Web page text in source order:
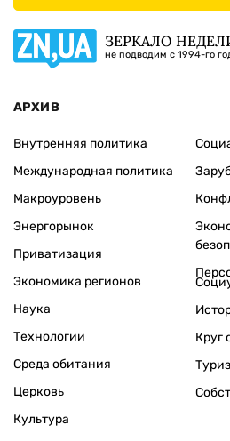
ЗЕРКАЛО
не подводим с 1994-го
АРХИВ
Внутренняя политика
Международная политика
Макроуровень
Энергорынок
Приватизация
Экономика регионов
Наука
Технологии
Среда обитания
Церковь
Культура
Круг